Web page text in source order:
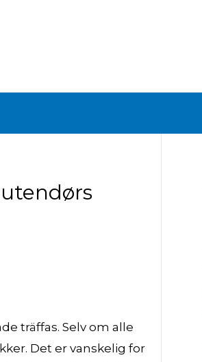
träffas. Selv om alle
Det er vanskelig for